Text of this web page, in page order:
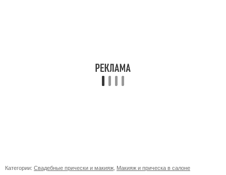
Категории: Свадебные прически и макияж Макияж и прическа в салоне